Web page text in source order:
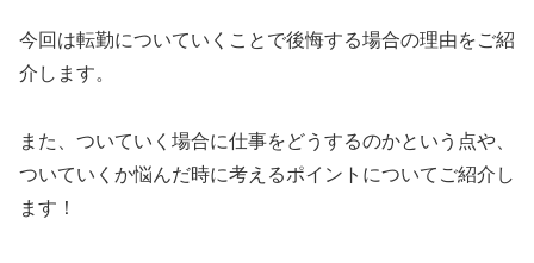
今回は転勤についていくことで後悔する場合の理由をご紹
介します。
また、ついていく場合に仕事をどうするのかという点や、
ついていくか悩んだ時に考えるポイントについてご紹介し
ます！